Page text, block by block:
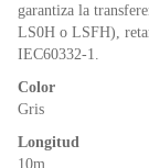
garantiza la
LS0H o LSFH),
IEC60332-1.
Color
Gris
Longitud
10m